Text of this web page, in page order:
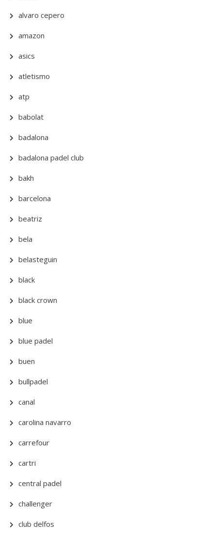
alvaro cepero
amazon
asics
atletismo
atp
babolat
badalona
badalona padel club
bakh
barcelona
beatriz
bela
belasteguin
black
black crown
blue
blue padel
buen
bullpadel
canal
carolina navarro
carrefour
cartri
central padel
challenger
club delfos